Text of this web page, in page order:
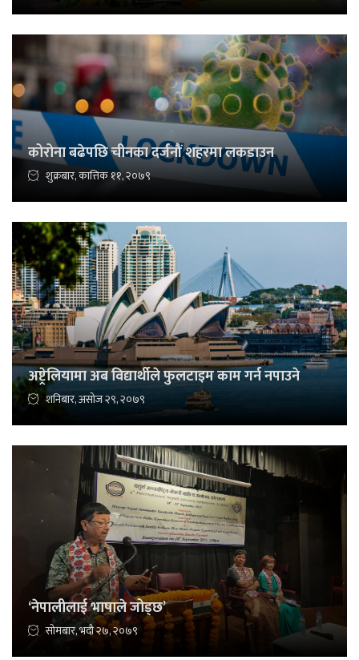
कोरोना बढेपछि चीनका दर्जनौं शहरमा लकडाउन
शुक्रबार, कात्तिक ११, २०७९
अष्ट्रेलियामा अब विद्यार्थीले फुलटाइम काम गर्न नपाउने
शनिबार, असोज २९, २०७९
‘नेपालीलाई भाषाले जोड्छ’
सोमबार, भदौ २७, २०७९